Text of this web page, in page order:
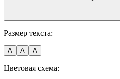
Размер текста:
A A A
Цветовая схема: